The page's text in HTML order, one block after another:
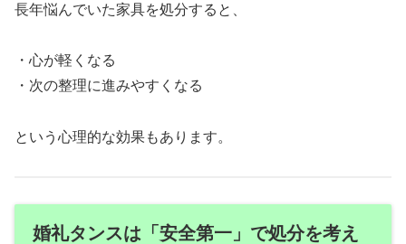
長年悩んでいた家具を処分すると、
・心が軽くなる
・次の整理に進みやすくなる
という心理的な効果もあります。
婚礼タンスは「安全第一」で処分を考え